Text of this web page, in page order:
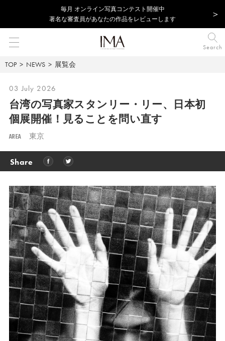
毎⽉ オンライン写真コンテスト開催中
著名な審査員があなたの作品をレビューします
Search
TOP NEWS 展覧会
03 July 2026
台湾の写真家スタンリー・リー、日本初
個展開催！見ることを問い直す
AREA 東京
Share